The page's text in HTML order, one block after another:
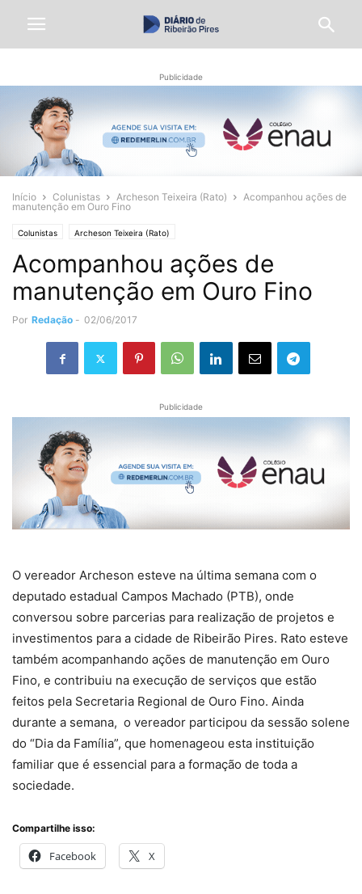
Publicidade
Início Colunistas Archeson Teixeira (Rato)
Acompanhou ações de
manutenção em Ouro Fino
Colunistas Archeson Teixeira (Rato)
Acompanhou ações de
manutenção em Ouro Fino
Por Redação - 02/06/2017
Publicidade
O vereador Archeson esteve na última semana com o
deputado estadual Campos Machado (PTB), onde
conversou sobre parcerias para realização de projetos e
investimentos para a cidade de Ribeirão Pires. Rato esteve
também acompanhando ações de manutenção em Ouro
Fino, e contribuiu na execução de serviços que estão
feitos pela Secretaria Regional de Ouro Fino. Ainda
durante a semana, o vereador participou da sessão solene
do “Dia da Família”, que homenageou esta instituição
familiar que é essencial para a formação de toda a
sociedade.
Compartilhe isso:
Facebook X